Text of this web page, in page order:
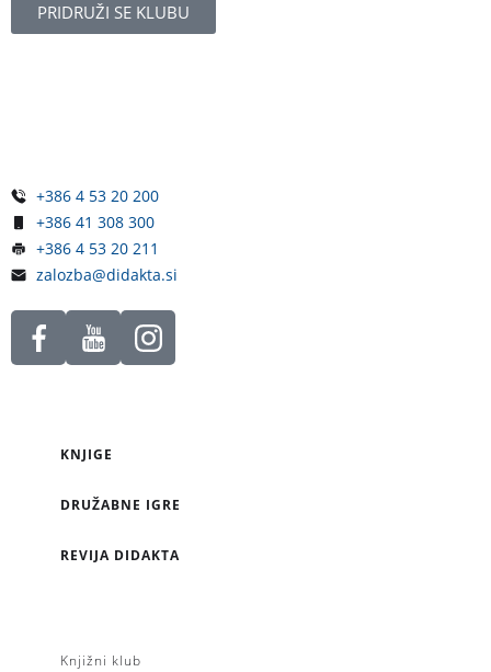
PRIDRUŽI SE KLUBU
+386 4 53 20 200
+386 41 308 300
+386 4 53 20 211
zalozba@didakta.si
KNJIGE
DRUŽABNE IGRE
REVIJA DIDAKTA
Knjižni klub